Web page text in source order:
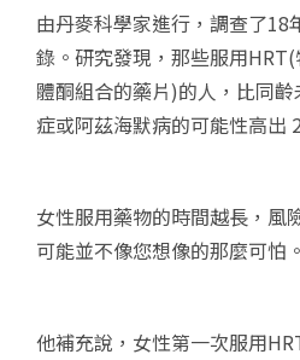
由丹麥科學家進行，調查了18
錄。研究發現，那些服用
體酮組合的藥片)的人，比同
症或阿茲海默病的可能性高出
女性服用藥物的時間越長，風
可能並不像您想像的那麼可怕。
他補充說，女性第一次服用